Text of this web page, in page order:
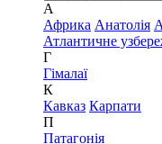
А
Африка Анатолія
Атлантичне
Г
Гімалаї
К
Кавказ Карпати
П
Патагонія